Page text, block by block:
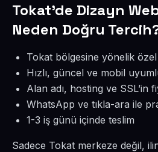
Tokat’de Dizayn
Neden Doğru
Tokat bölgesine yönelik
Hızlı, güncel ve mobil
Alan adı, hosting ve SSL’in
WhatsApp ve tıkla-ara ile
1-3 iş günü içinde teslim
Sadece Tokat merkeze değil,